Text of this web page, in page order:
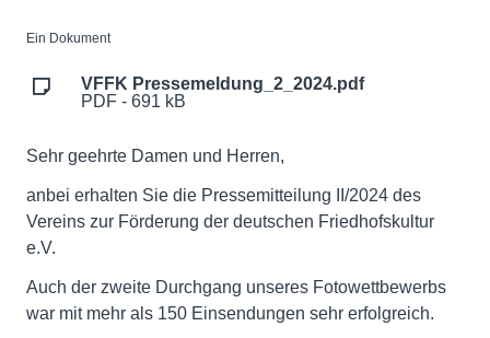
Ein Dokument
VFFK Pressemeldung_2_2024.pdf
PDF - 691 kB
Sehr geehrte Damen und Herren,
anbei erhalten Sie die Pressemitteilung II/2024 des
Vereins zur Förderung der deutschen Friedhofskultur
e.V.
Auch der zweite Durchgang unseres Fotowettbewerbs
war mit mehr als 150 Einsendungen sehr erfolgreich.